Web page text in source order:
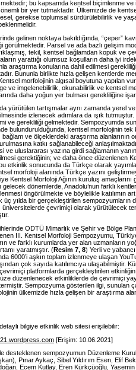
bu kapsamda kentsel biçimlenme ve
bir yer tutmaktadır. Ülkemizde de
gerekse toplumsal sürdürülebilirlik ve
gelinen noktaya bakıldığında, “çeper”
görülmektedir. Parsel ve ada bazlı gelişim
tekil, kentsel bağlamdan kopuk ve
yarattığı olumsuz koşulların daha iyi
araştırma konularına dahil edilmesi
Bununla birlikte hızla gelişen kentlerde
morfolojinin algısal boyutuna yapılan
ve imgelenebilirlik, okunabilirlik ve kentsel
daha yoğun yer bulması gerekliliğine
yürütülen tartışmalar aynı zamanda yerel
izlenecek adımlara da ışık
ve gerekliliği gelmektedir. Sempozyumda
bulundurulduğunda, kentsel morfolojinin tek
ve ölçeklerdeki araştırma alanlarının
katkı sağlanabileceği
ve uluslararası yazına girdi sağlamanın
gerektiğinin; ve daha önce düzenlenen
etkinlik sonucunda da Türkçe olarak
morfoloji alanında Türkçe yazını
Kentsel Morfoloji Ağının kuruluş
dönemlerde, Anadolu’nun farklı
öngörülmekte ve böylelikle katılımın
yılda bir gerçekleştirilen sempozyumların
üniversitelerde çevrimiçi olarak yürütülecek
ODTÜ Mimarlık ve Şehir ve Bölge
III. Kentsel Morfoloji Sempozyumu,
ve farklı kurumlarda yer alan uzmanların
yaratmıştır. (Resim 7, 8) Yerli ve
6000’i aşkın toplam izlenmeye ulaşan
çok sayıda katılımcıya ulaşabilmiştir.
platformlarda gerçekleştirilen
düzenlenecek etkinliklerde de çevrimiçi
Sempozyuma gösterilen ilgi, sunulan
ülkemizde hızla gelişen bir araştırma
bilgiye etkinlik web sitesi erişilebilir:
[Erişim: 10.06.2021]
desteklenen sempozyumun Düzenleme
Pınar Aykaç, Sibel Yıldırım Esen, Elif
Ecem Kutlay, Eren Kürkçüoğlu,